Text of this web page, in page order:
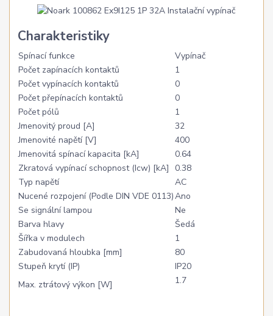
Charakteristiky
Spínací funkce
Vypínač
Počet zapínacích kontaktů
1
Počet vypínacích kontaktů
0
Počet přepínacích kontaktů
0
Počet pólů
1
Jmenovitý proud [A]
32
Jmenovité napětí [V]
400
Jmenovitá spínací kapacita [kA]
0.64
Zkratová vypínací schopnost (Icw) [kA]
0.38
Typ napětí
AC
Nucené rozpojení (Podle DIN VDE 0113)Ano
Se signální lampou
Ne
Barva hlavy
Šedá
Šířka v modulech
1
Zabudovaná hloubka [mm]
80
Stupeň krytí (IP)
IP20
Max. ztrátový výkon [W]
1.7